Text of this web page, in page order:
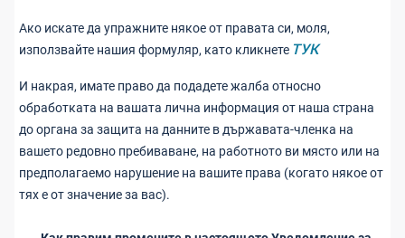
Ако искате да упражните някое от правата си, моля,
използвайте нашия формуляр, като кликнете ТУК
И накрая, имате право да подадете жалба относно
обработката на вашата лична информация от наша страна
до органа за защита на данните в държавата-членка на
вашето редовно пребиваване, на работното ви място или на
предполагаемо нарушение на вашите права (когато някое от
тях е от значение за вас).